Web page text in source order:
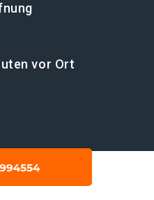
vor Ort